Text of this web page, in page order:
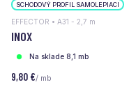
SCHODOVÝ PROFIL SAMOLEPIACI
EFFECTOR • A31 - 2,7 m
INOX
Na sklade 8,1 mb
9,80 €/ mb